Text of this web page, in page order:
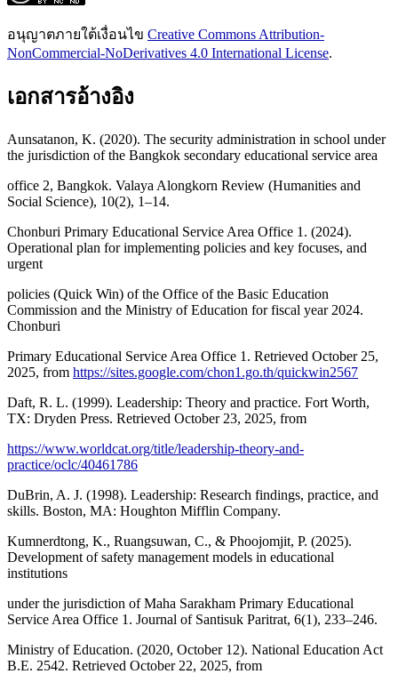
อนุญาตภายใต้เงื่อนไข Creative Commons Attribution-
NonCommercial-NoDerivatives 4.0 International License.
เอกสารอ้างอิง
Aunsatanon, K. (2020). The security administration in school under
the jurisdiction of the Bangkok secondary educational service area
office 2, Bangkok. Valaya Alongkorn Review (Humanities and
Social Science), 10(2), 1–14.
Chonburi Primary Educational Service Area Office 1. (2024).
Operational plan for implementing policies and key focuses, and
urgent
policies (Quick Win) of the Office of the Basic Education
Commission and the Ministry of Education for fiscal year 2024.
Chonburi
Primary Educational Service Area Office 1. Retrieved October 25,
2025, from https://sites.google.com/chon1.go.th/quickwin2567
Daft, R. L. (1999). Leadership: Theory and practice. Fort Worth,
TX: Dryden Press. Retrieved October 23, 2025, from
https://www.worldcat.org/title/leadership-theory-and-
practice/oclc/40461786
DuBrin, A. J. (1998). Leadership: Research findings, practice, and
skills. Boston, MA: Houghton Mifflin Company.
Kumnerdtong, K., Ruangsuwan, C., & Phoojomjit, P. (2025).
Development of safety management models in educational
institutions
under the jurisdiction of Maha Sarakham Primary Educational
Service Area Office 1. Journal of Santisuk Paritrat, 6(1), 233–246.
Ministry of Education. (2020, October 12). National Education Act
B.E. 2542. Retrieved October 22, 2025, from